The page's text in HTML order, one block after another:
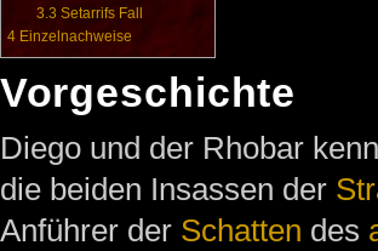
3.3 Setarrifs Fall
4 Einzelnachweise
Vorgeschichte
Diego und der Rhobar
die beiden Insassen der
Anführer der Schatten des